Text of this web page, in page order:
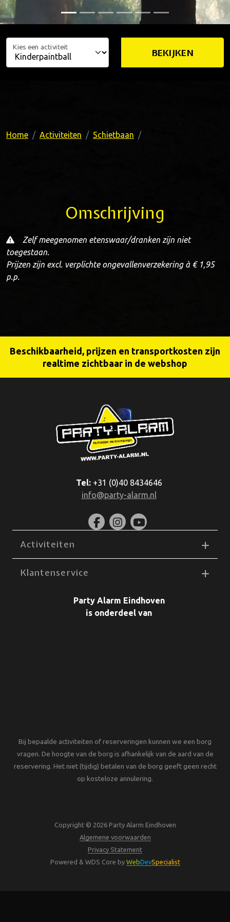
Kies een activiteit BEKIJKEN
Home Activiteiten Schietbaan
Omschrijving
Zelf meegenomen etenswaar/dranken zijn niet
toegestaan.
Prijzen zijn excl. verplichte ongevallenverzekering à € 1,95
p.p.
Beschikbaarheid, prijzen en transportkosten zijn
realtime zichtbaar in de webshop
Tel:+31 (0)40 8434646
info@party-alarm.nl
Activiteiten
Klantenservice
Party Alarm Eindhoven
is onderdeel van
Bij bepaalde activiteiten of reserveringen kunnen we een borg
vragen. De hoogte van de borg is afhankelijk van de aard van de
reservering. Het niet (tijdig) betalen van de borg geeft geen recht
op kosteloze annulering.
Copyright © 2026 Party Alarm Eindhoven
Algemene voorwaarden
Privacy Statement
Powered & WDS Core by WebDevSpecialist